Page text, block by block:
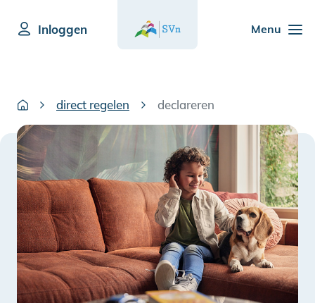
Menu
Inloggen
direct regelen declareren